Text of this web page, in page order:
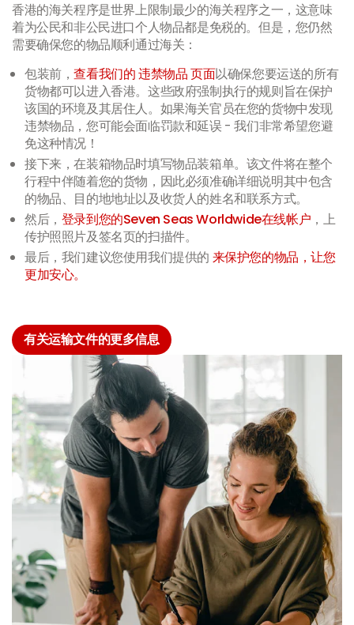
香港的海关程序是世界上限制最少的海关程序之一，这意味
着为公民和非公民进口个人物品都是免税的。但是，您仍然
需要确保您的物品顺利通过海关：
包装前，查看我们的 违禁物品 页面以确保您要运送的所有
货物都可以进入香港。这些政府强制执行的规则旨在保护
该国的环境及其居住人。如果海关官员在您的货物中发现
违禁物品，您可能会面临罚款和延误 - 我们非常希望您避
免这种情况！
接下来，在装箱物品时填写物品装箱单。该文件将在整个
行程中伴随着您的货物，因此必须准确详细说明其中包含
的物品、目的地地址以及收货人的姓名和联系方式。
然后， 登录到您的Seven Seas Worldwide在线帐户 ，上
传护照照片及签名页的扫描件。
最后，我们建议您使用我们提供的 来保护您的物品，让您
更加安心。
有关运输文件的更多信息